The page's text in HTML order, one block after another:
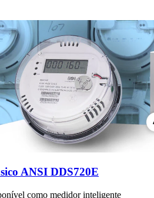
ANSI DDS720E
como medidor inteligente